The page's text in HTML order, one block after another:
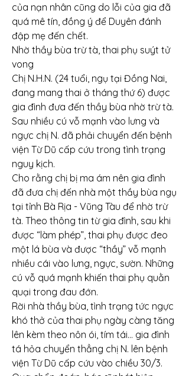
của nạn nhân cũng do lỗi của gia đã
quá mê tín, đồng ý để Duyên đánh
đập mẹ đến chết.
Nhờ thầy bùa trừ tà, thai phụ suýt tử
vong
Chị N.H.N. (24 tuổi, ngụ tại Đồng Nai,
đang mang thai ở tháng thứ 6) được
gia đình đưa đến thầy bùa nhờ trừ tà.
Sau nhiều cú vỗ mạnh vào lưng và
ngực chị N. đã phải chuyển đến bệnh
viện Từ Dũ cấp cứu trong tình trạng
nguy kịch.
Cho rằng chị bị ma ám nên gia đình
đã đưa chị đến nhà một thầy bùa ngụ
tại tỉnh Bà Rịa - Vũng Tàu để nhờ trừ
tà. Theo thông tin từ gia đình, sau khi
được “làm phép”, thai phụ được đeo
một lá bùa và được “thầy” vỗ mạnh
nhiều cái vào lưng, ngực, sườn. Những
cú vỗ quá mạnh khiến thai phụ quằn
quại trong đau đớn.
Rời nhà thầy bùa, tình trạng tức ngực
khó thở của thai phụ ngày càng tăng
lên kèm theo nôn ói, tím tái… gia đình
tá hỏa chuyển thẳng chị N. lên bệnh
viện Từ Dũ cấp cứu vào chiều 30/3.